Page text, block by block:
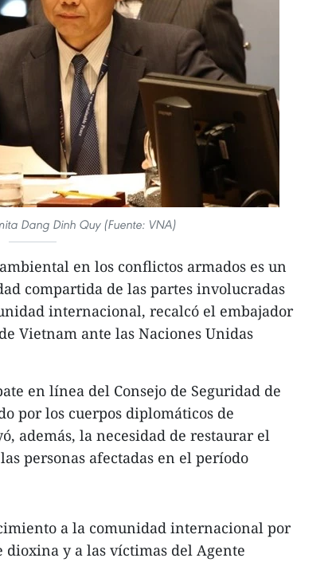
Dang Dinh Quy (Fuente: VNA)
en los conflictos armados es un
compartida de las partes involucradas
internacional, recalcó el embajador
Vietnam ante las Naciones Unidas
en línea del Consejo de Seguridad de
por los cuerpos diplomáticos de
además, la necesidad de restaurar el
personas afectadas en el período
a la comunidad internacional por
dioxina y a las víctimas del Agente